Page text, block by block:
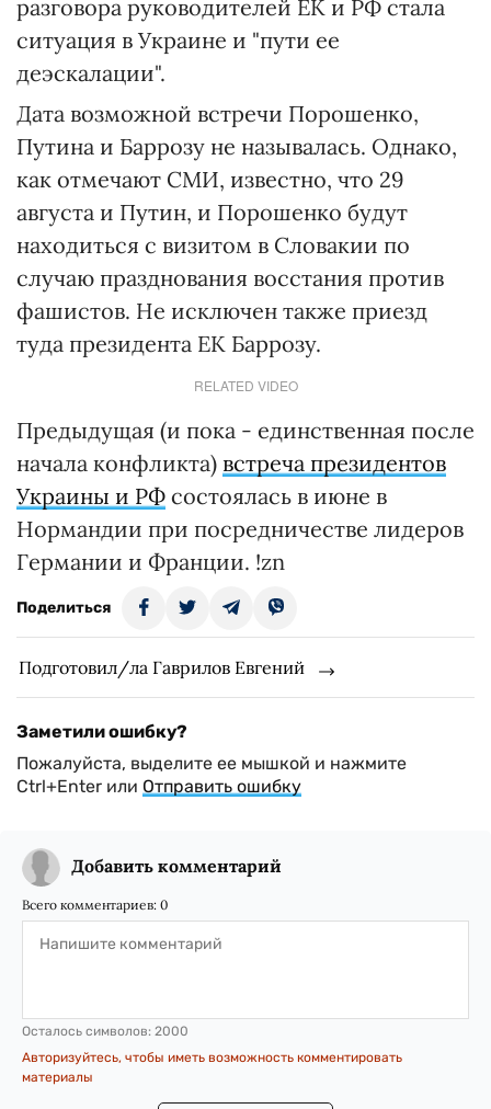
разговора руководителей ЕК и РФ стала
ситуация в Украине и "пути ее
деэскалации".
Дата возможной встречи Порошенко,
Путина и Баррозу не называлась. Однако,
как отмечают СМИ, известно, что 29
августа и Путин, и Порошенко будут
находиться с визитом в Словакии по
случаю празднования восстания против
фашистов. Не исключен также приезд
туда президента ЕК Баррозу.
RELATED VIDEO
Предыдущая (и пока - единственная после
начала конфликта) встреча президентов
Украины и РФ состоялась в июне в
Нормандии при посредничестве лидеров
Германии и Франции. !zn
Поделиться
Подготовил/ла Гаврилов Евгений
Заметили ошибку?
Пожалуйста, выделите ее мышкой и нажмите
Ctrl+Enter или Отправить ошибку
Добавить комментарий
Всего комментариев: 0
Осталось символов: 2000
Авторизуйтесь, чтобы иметь возможность комментировать
материалы